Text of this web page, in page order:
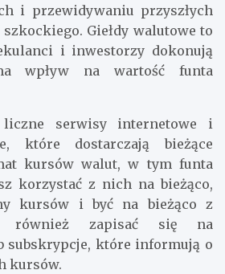
i przewidywaniu przyszłych
Giełdy walutowe to
i inwestorzy dokonują
wpływ na wartość funta
liczne serwisy internetowe i
które dostarczają bieżące
kursów walut, w tym funta
korzystać z nich na bieżąco,
kursów i być na bieżąco z
również zapisać się na
subskrypcje, które informują o
kursów.